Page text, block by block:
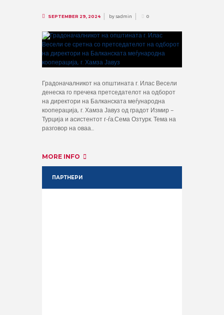
SEPTEMBER 29, 2024 bysadmin 0
Градоначалникот на општината г. Илас Весели
денеска го пречека претседателот на одборот
на директори на Балканската меѓународна
кооперација, г. Хамза Јавуз од градот Измир –
Турција и асистентот г-ѓа.Сема Озтурк. Тема на
разговор на оваа...
MORE INFO
ПАРТНЕРИ